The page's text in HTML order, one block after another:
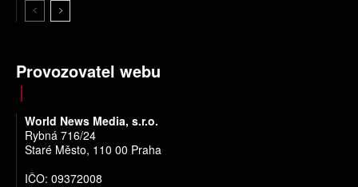
Provozovatel webu
World News Media, s.r.o.
Rybná 716/24
Staré Město, 110 00 Praha
IČO: 09372008